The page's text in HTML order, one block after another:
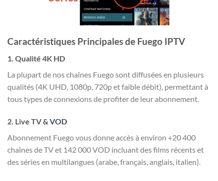
Caractéristiques Principales de Fuego IPTV
1. Qualité 4K HD
La plupart de nos chaînes Fuego sont diffusées en plusieurs
qualités (4K UHD, 1080p, 720p et faible débit), permettant à
tous types de connexions de profiter de leur abonnement.
2. Live TV &VOD
Abonnement Fuego vous donne accès à environ +20 400
chaînes de TV et 142 000 VOD incluant des films récents et
des séries en multilangues (arabe, français, anglais, italien).